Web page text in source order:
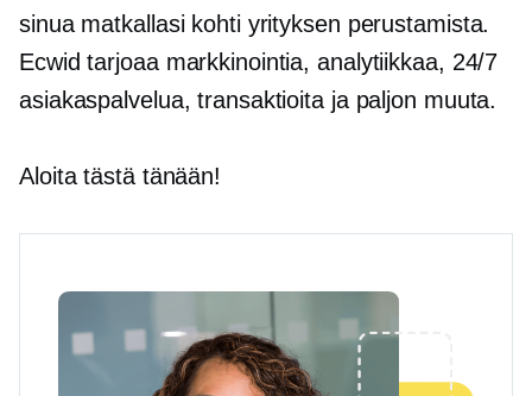
sinua matkallasi kohti yrityksen perustamista.
Ecwid tarjoaa markkinointia, analytiikkaa, 24/7
asiakaspalvelua, transaktioita ja paljon muuta.
Aloita tästä tänään!